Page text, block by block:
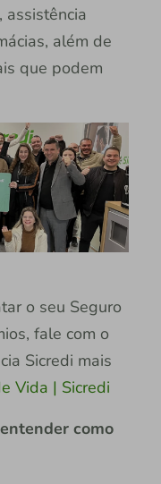
assistência
além de
que podem
o seu Seguro
fale com o
Sicredi mais
Vida | Sicredi
como